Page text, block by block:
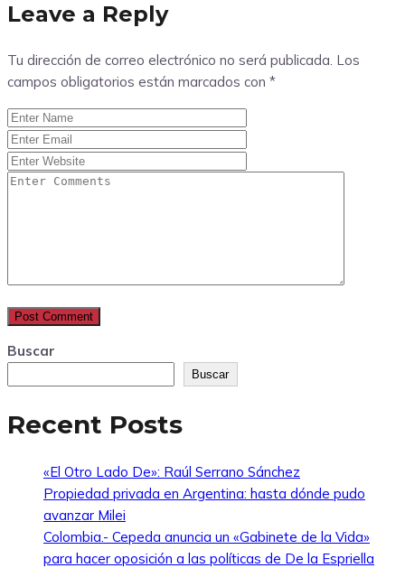
Leave a Reply
Tu dirección de correo electrónico no será publicada. Los
campos obligatorios están marcados con *
Buscar
Buscar
Recent Posts
«El Otro Lado De»: Raúl Serrano Sánchez
Propiedad privada en Argentina: hasta dónde pudo
avanzar Milei
Colombia.- Cepeda anuncia un «Gabinete de la Vida»
para hacer oposición a las políticas de De la Espriella